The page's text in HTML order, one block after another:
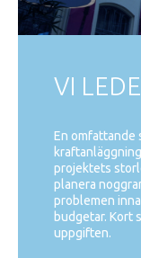
VI
En omfattande
projektets
planera
problemen
budgetar. Kort
uppgiften.